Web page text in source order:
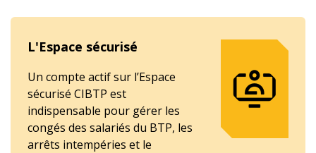
L'Espace sécurisé
Un compte actif sur l’Espace
sécurisé CIBTP est
indispensable pour gérer les
congés des salariés du BTP, les
arrêts intempéries et le